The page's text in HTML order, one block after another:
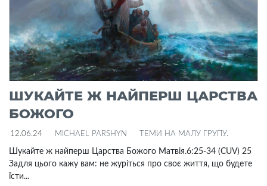
ШУКАЙТЕ Ж НАЙПЕРШ ЦАРСТВА
БОЖОГО
12.06.24 MICHAEL PARSHYN ТЕМИ НА МАЛУ ГРУПУ.
Шукайте ж найперш Царства Божого Матвія.6:25-34 (CUV) 25
Задля цього кажу вам: не журіться про своє життя, що будете
їсти...